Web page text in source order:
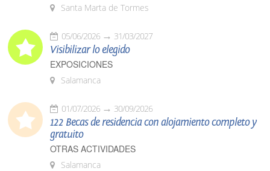
Santa Marta de Tormes
05/06/2026 31/03/2027
Visibilizar lo elegido
EXPOSICIONES
Salamanca
01/07/2026 30/09/2026
122 Becas de residencia con alojamiento completo y
gratuito
OTRAS ACTIVIDADES
Salamanca